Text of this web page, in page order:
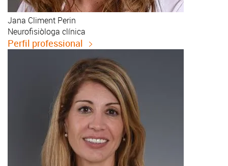
Jana Climent Perin
Neurofisiòloga clínica
Perfil professional